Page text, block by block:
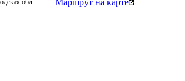
обл. Маршрут на карте